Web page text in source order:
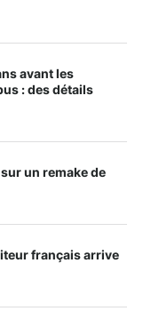
avant les
: des détails
un remake de
français arrive